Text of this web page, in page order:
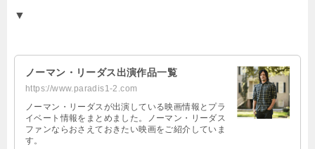
▼
ノーマン・リーダス出演作品一覧
https://www.paradis1-2.com
ノーマン・リーダスが出演している映画情報とプラ
イベート情報をまとめました。ノーマン・リーダス
ファンならおさえておきたい映画をご紹介していま
す。